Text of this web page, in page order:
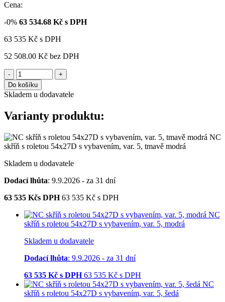
Cena:
-0% 63 534.68 Kč s DPH
63 535 Kč s DPH
52 508.00 Kč bez DPH
-
+
Do košíku
Skladem u dodavatele
Varianty produktu:
NC
skříň s roletou 54x27D s vybavením, var. 5, tmavě modrá
Skladem u dodavatele
Dodací lhůta: 9.9.2026 - za 31 dní
63 535 Kčs DPH 63 535 Kč s DPH
NC
skříň s roletou 54x27D s vybavením, var. 5, modrá
Skladem u dodavatele
Dodací lhůta: 9.9.2026 - za 31 dní
63 535 Kč s DPH 63 535 Kč s DPH
NC
skříň s roletou 54x27D s vybavením, var. 5, šedá